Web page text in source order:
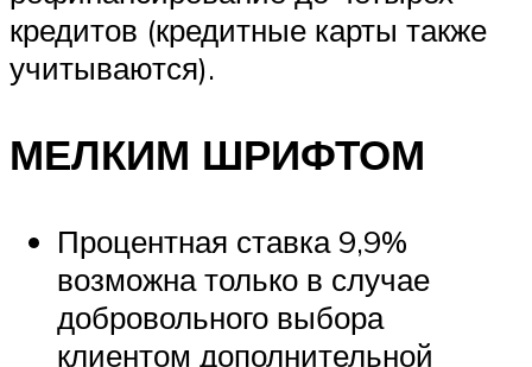
кредитов (кредитные карты также
учитываются).
МЕЛКИМ ШРИФТОМ
Процентная ставка 9,9%
возможна только в случае
добровольного выбора
клиентом дополнительной